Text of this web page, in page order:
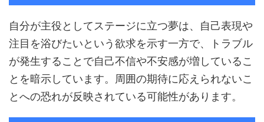
自分が主役としてステージに立つ夢は、自己表現や
注目を浴びたいという欲求を示す一方で、トラブル
が発生することで自己不信や不安感が増しているこ
とを暗示しています。周囲の期待に応えられないこ
とへの恐れが反映されている可能性があります。